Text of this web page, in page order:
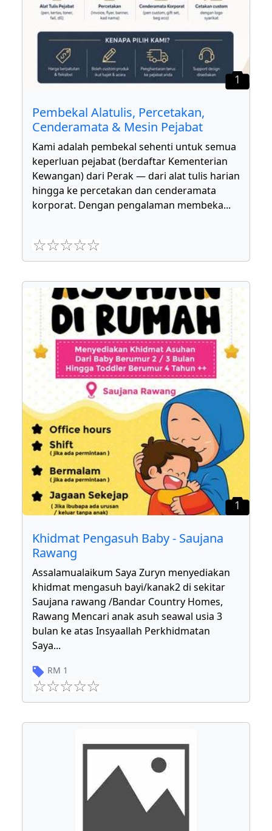
1
Pembekal Alatulis, Percetakan,
Cenderamata & Mesin Pejabat
Kami adalah pembekal sehenti untuk semua
keperluan pejabat (berdaftar Kementerian
Kewangan) dari Perak — dari alat tulis harian
hingga ke percetakan dan cenderamata
korporat. Dengan pengalaman membeka...
1
Khidmat Pengasuh Baby - Saujana
Rawang
Assalamualaikum Saya Zuryn menyediakan
khidmat mengasuh bayi/kanak2 di sekitar
Saujana rawang /Bandar Country Homes,
Rawang Mencari anak asuh seawal usia 3
bulan ke atas Insyaallah Perkhidmatan
Saya...
RM 1